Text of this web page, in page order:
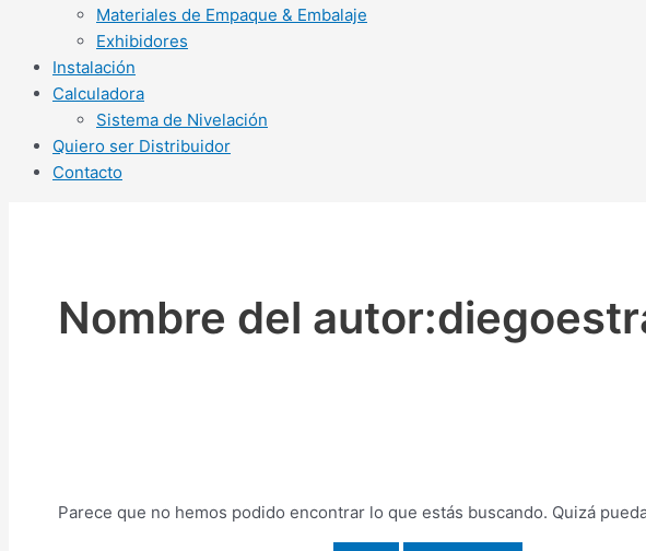
Materiales de Empaque & Embalaje
Exhibidores
Instalación
Calculadora
Sistema de Nivelación
Quiero ser Distribuidor
Contacto
Nombre del
Parece que no hemos podido encontrar lo que estás buscando. Quizá